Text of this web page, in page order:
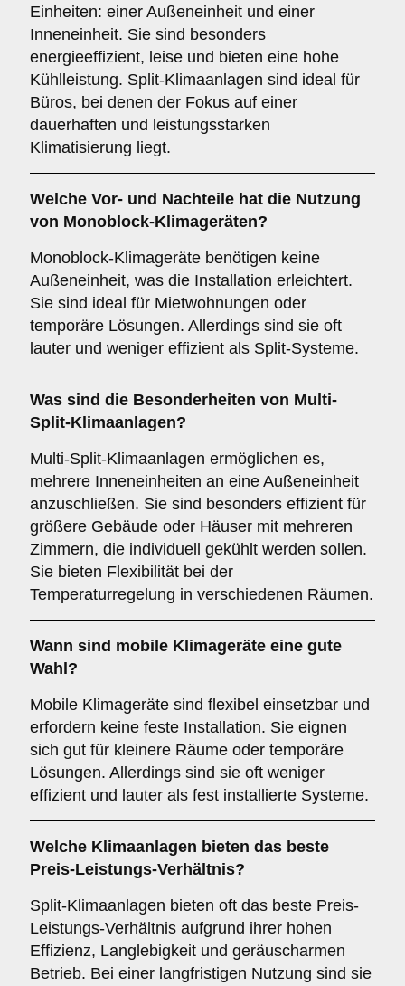
Einheiten: einer Außeneinheit und einer
Inneneinheit. Sie sind besonders
energieeffizient, leise und bieten eine hohe
Kühlleistung. Split-Klimaanlagen sind ideal für
Büros, bei denen der Fokus auf einer
dauerhaften und leistungsstarken
Klimatisierung liegt.
Welche Vor- und Nachteile hat die Nutzung
von Monoblock-Klimageräten?
Monoblock-Klimageräte benötigen keine
Außeneinheit, was die Installation erleichtert.
Sie sind ideal für Mietwohnungen oder
temporäre Lösungen. Allerdings sind sie oft
lauter und weniger effizient als Split-Systeme.
Was sind die Besonderheiten von Multi-
Split-Klimaanlagen?
Multi-Split-Klimaanlagen ermöglichen es,
mehrere Inneneinheiten an eine Außeneinheit
anzuschließen. Sie sind besonders effizient für
größere Gebäude oder Häuser mit mehreren
Zimmern, die individuell gekühlt werden sollen.
Sie bieten Flexibilität bei der
Temperaturregelung in verschiedenen Räumen.
Wann sind mobile Klimageräte eine gute
Wahl?
Mobile Klimageräte sind flexibel einsetzbar und
erfordern keine feste Installation. Sie eignen
sich gut für kleinere Räume oder temporäre
Lösungen. Allerdings sind sie oft weniger
effizient und lauter als fest installierte Systeme.
Welche Klimaanlagen bieten das beste
Preis-Leistungs-Verhältnis?
Split-Klimaanlagen bieten oft das beste Preis-
Leistungs-Verhältnis aufgrund ihrer hohen
Effizienz, Langlebigkeit und geräuscharmen
Betrieb. Bei einer langfristigen Nutzung sind sie